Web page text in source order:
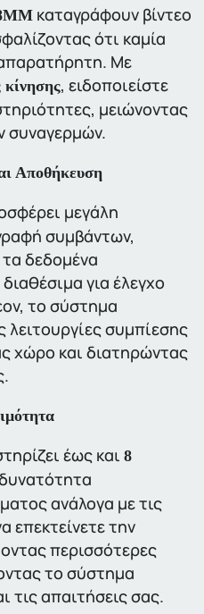
καταγράφουν βίντεο
ότι καμία
Με
κίνησης, ειδοποιείστε
μειώνοντας
συναγερμών.
Αποθήκευση
μεγάλη
συμβάντων,
δεδομένα
για έλεγχο
το σύστημα
λειτουργίες συμπίεσης
χώρο και διατηρώντας
έως και 8
ανάλογα με τις
επεκτείνετε την
περισσότερες
το σύστημα
απαιτήσεις σας.